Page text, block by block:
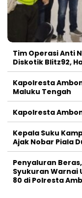
Tim Operasi Anti
Diskotik Blitz92,
Kapolresta Ambon
Maluku Tengah
Kapolresta
Kepala Suku
Ajak Nobar Piala
Penyaluran
Syukuran Warnai
80 di Polresta